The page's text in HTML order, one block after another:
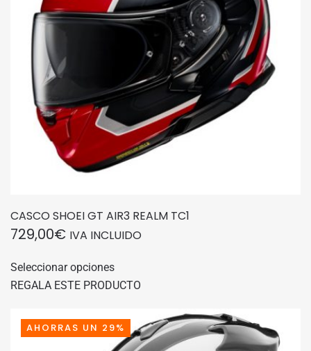
elegir
en
página
de
CASCO SHOEI GT AIR3 REALM TC1
729,00€ IVA INCLUIDO
Seleccionar opcionesproducto
tiene
variantes.
Las
REGALA ESTE PRODUCTO
AHORRAS UN 29%